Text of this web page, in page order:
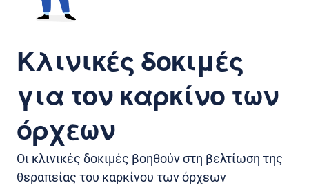
Κλινικές δοκιμές
για τον καρκίνο των
όρχεων
Οι κλινικές δοκιμές βοηθούν στη βελτίωση της
θεραπείας του καρκίνου των όρχεων